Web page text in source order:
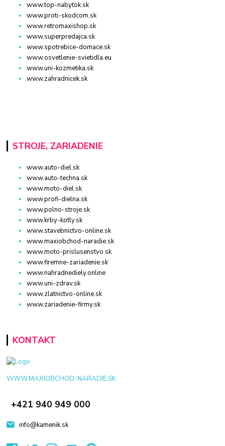
www.top-nabytok.sk
www.proti-skodcom.sk
www.retromaxishop.sk
www.superpredajca.sk
www.spotrebice-domace.sk
www.osvetlenie-svietidla.eu
www.uni-kozmetika.sk
www.zahradnicek.sk
STROJE, ZARIADENIE
www.auto-diel.sk
www.auto-techna.sk
www.moto-diel.sk
www.profi-dielna.sk
www.polno-stroje.sk
www.krby-kotly.sk
www.stavebnictvo-online.sk
www.maxiobchod-naradie.sk
www.moto-prislusenstvo.sk
www.firemne-zariadenie.sk
www.nahradnediely.online
www.uni-zdrav.sk
www.zlatnictvo-online.sk
www.zariadenie-firmy.sk
KONTAKT
WWW.MAXIOBCHOD-NARADIE.SK
+421 940 949 000
info@kamenik.sk